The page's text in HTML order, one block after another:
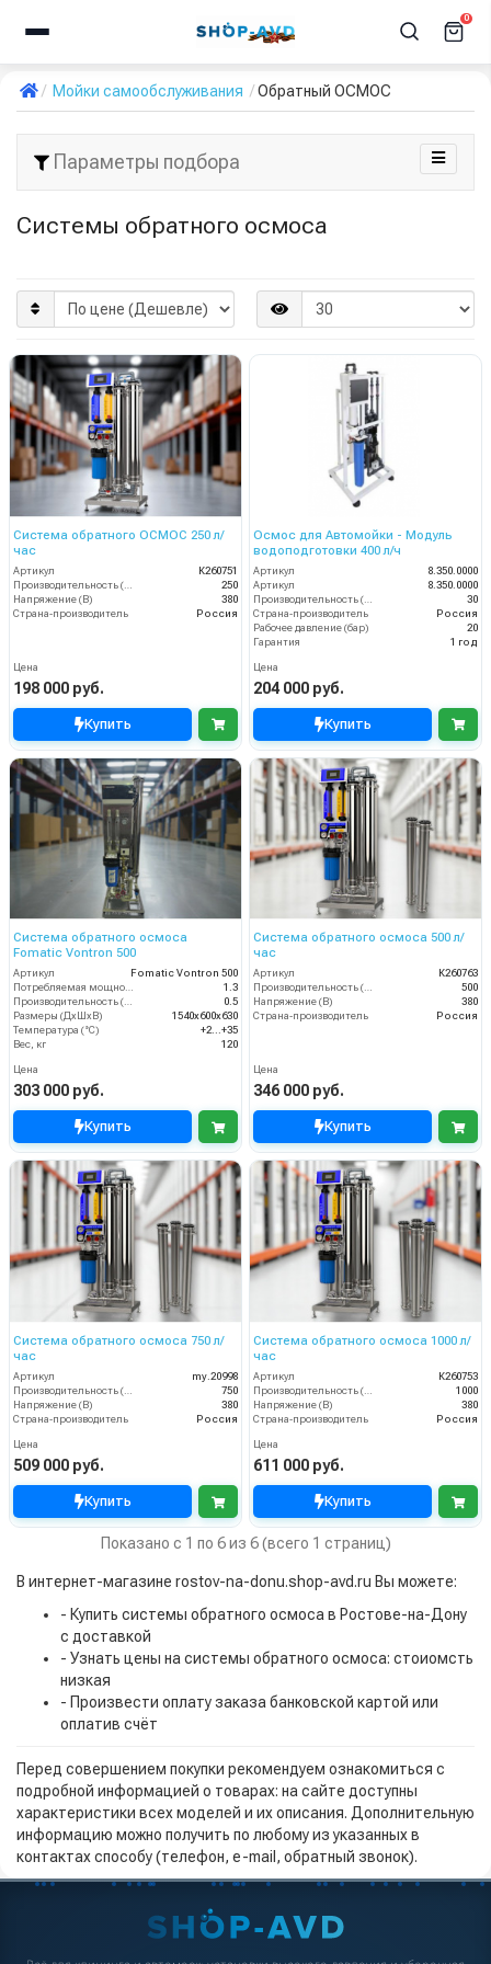
0
Мойки самообслуживания Обратный ОСМОС
Параметры подбора
Системы обратного осмоса
Система обратного ОСМОС 250 л/
час
Артикул
К260751
250
Напряжение (В)
380
Страна-производитель
Россия
Цена
198 000 руб.
Купить
Осмос для Автомойки - Модуль
водоподготовки 400 л/ч
Артикул
8.350.0000
Артикул
8.350.0000
30
Страна-производитель
Россия
Рабочее давление (бар)
20
Гарантия
1 год
Цена
204 000 руб.
Купить
Система обратного осмоса
Fomatic Vontron 500
Артикул
Fomatic Vontron 500
Потребляемая мощность (кВт)
1.3
Производительность (м3/час)
0.5
Размеры (ДхШхВ)
1540x600x630
Температура (°C)
+2...+35
Вес, кг
120
Цена
303 000 руб.
Купить
Система обратного осмоса 500 л/
час
Артикул
К260763
Производительность (л/ч)
500
Напряжение (В)
380
Страна-производитель
Россия
Цена
346 000 руб.
Купить
Система обратного осмоса 750 л/
час
Артикул
my.20998
Производительность (л/ч)
750
Напряжение (В)
380
Страна-производитель
Россия
Цена
509 000 руб.
Купить
Система обратного осмоса 1000 л/
час
Артикул
К260753
Производительность (л/ч)
1000
Напряжение (В)
380
Страна-производитель
Россия
Цена
611 000 руб.
Купить
Показано с 1 по 6 из 6 (всего 1 страниц)
В интернет-магазине rostov-na-donu.shop-avd.ru Вы можете:
- Купить системы обратного осмоса в Ростове-на-Дону
с доставкой
- Узнать цены на системы обратного осмоса: стоиомсть
низкая
- Произвести оплату заказа банковской картой или
оплатив счёт
Перед совершением покупки рекомендуем ознакомиться с
подробной информацией о товарах: на сайте доступны
характеристики всех моделей и их описания. Дополнительную
информацию можно получить по любому из указанных в
контактах способу (телефон, e-mail, обратный звонок).